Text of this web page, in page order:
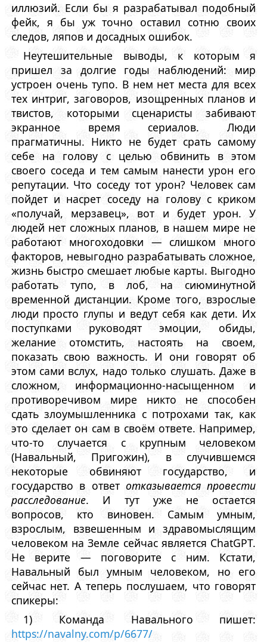
иллюзий. Если бы я разрабатывал подобный
фейк, я бы уж точно оставил сотню своих
следов, ляпов и досадных ошибок.
Неутешительные выводы, к которым я
пришел за долгие годы наблюдений: мир
устроен очень тупо. В нем нет места для всех
тех интриг, заговоров, изощренных планов и
твистов, которыми сценаристы забивают
экранное время сериалов. Люди
прагматичны. Никто не будет срать самому
себе на голову с целью обвинить в этом
своего соседа и тем самым нанести урон его
репутации. Что соседу тот урон? Человек сам
пойдет и насрет соседу на голову с криком
«получай, мерзавец», вот и будет урон. У
людей нет сложных планов, в нашем мире не
работают многоходовки — слишком много
факторов, невыгодно разрабатывать сложное,
жизнь быстро смешает любые карты. Выгодно
работать тупо, в лоб, на сиюминутной
временной дистанции. Кроме того, взрослые
люди просто глупы и ведут себя как дети. Их
поступками руководят эмоции, обиды,
желание отомстить, настоять на своем,
показать свою важность. И они говорят об
этом сами вслух, надо только слушать. Даже в
сложном, информационно-насыщенном и
противоречивом мире никто не способен
сдать злоумышленника с потрохами так, как
это сделает он сам в своём ответе. Например,
что-то случается с крупным человеком
(Навальный, Пригожин), в случившемся
некоторые обвиняют государство, и
государство в ответ отказывается провести
расследование. И тут уже не остается
вопросов, кто виновен. Самым умным,
взрослым, взвешенным и здравомыслящим
человеком на Земле сейчас является ChatGPT.
Не верите — поговорите с ним. Кстати,
Навальный был умным человеком, но его
сейчас нет. А теперь послушаем, что говорят
спикеры:
1) Команда Навального пишет:
https://navalny.com/p/6677/